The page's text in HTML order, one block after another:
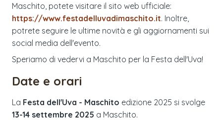
Maschito, potete visitare il sito web ufficiale:
https://www.festadelluvadimaschito.it. Inoltre,
potrete seguire le ultime novità e gli aggiornamenti sui
social media dell'evento.
Speriamo di vedervi a Maschito per la Festa dell'Uva!
Date e orari
La Festa dell'Uva - Maschito edizione 2025 si svolge
13-14 settembre 2025 a Maschito.